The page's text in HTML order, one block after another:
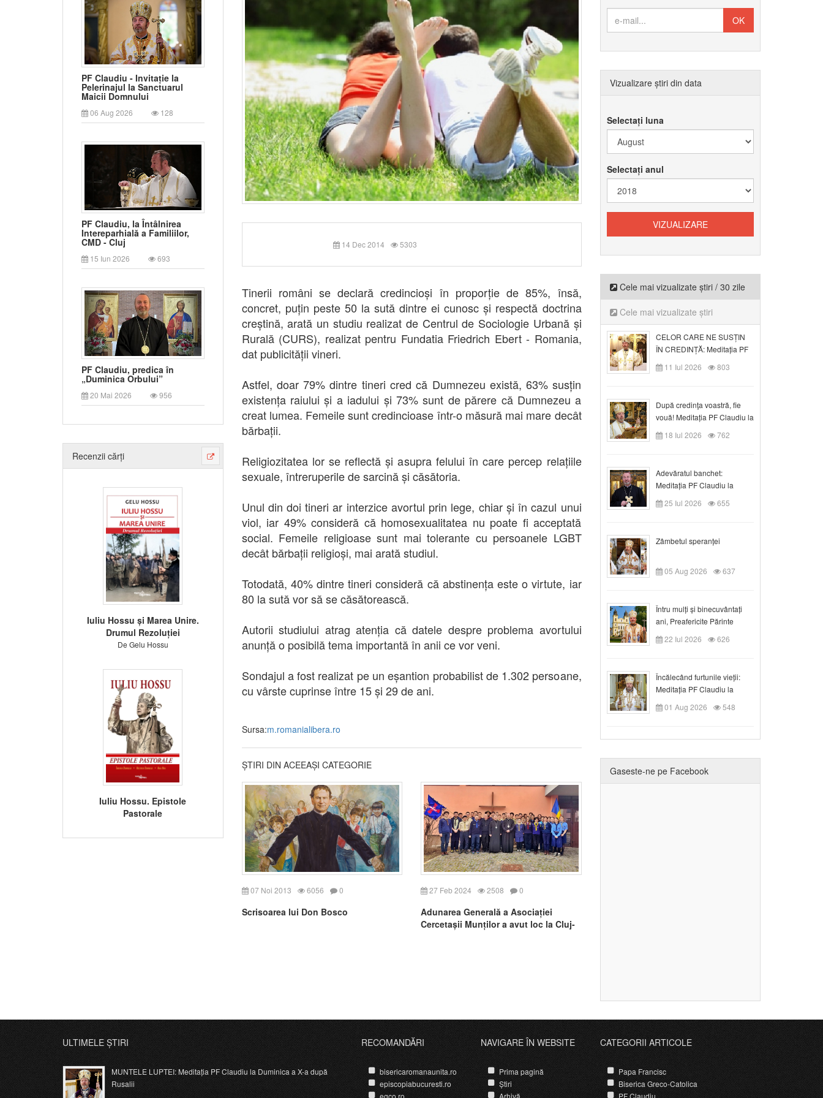
PF Claudiu - Invitație la
Pelerinajul la Sanctuarul
Maicii Domnului
06 Aug 2026 128
PF Claudiu, la Întâlnirea
Intereparhială a Familiilor,
CMD - Cluj
15 Iun 2026 693
PF Claudiu, predica în
„Duminica Orbului”
20 Mai 2026 956
Recenzii cărți
Iuliu Hossu și Marea Unire.
Drumul Rezoluției
De Gelu Hossu
Iuliu Hossu. Epistole
Pastorale
14 Dec 2014 5303
Tinerii români se declară credincioși în proporție de 85%, însă,
concret, puțin peste 50 la sută dintre ei cunosc și respectă doctrina
creștină, arată un studiu realizat de Centrul de Sociologie Urbană și
Rurală (CURS), realizat pentru Fundatia Friedrich Ebert - Romania,
dat publicității vineri.
Astfel, doar 79% dintre tineri cred că Dumnezeu există, 63% susțin
existența raiului și a iadului și 73% sunt de părere că Dumnezeu a
creat lumea. Femeile sunt credincioase într-o măsură mai mare decât
bărbații.
Religiozitatea lor se reflectă și asupra felului în care percep relațiile
sexuale, întreruperile de sarcină și căsătoria.
Unul din doi tineri ar interzice avortul prin lege, chiar și în cazul unui
viol, iar 49% consideră că homosexualitatea nu poate fi acceptată
social. Femeile religioase sunt mai tolerante cu persoanele LGBT
decât bărbații religioși, mai arată studiul.
Totodată, 40% dintre tineri consideră că abstinența este o virtute, iar
80 la sută vor să se căsătorească.
Autorii studiului atrag atenția că datele despre problema avortului
anunță o posibilă tema importantă în anii ce vor veni.
Sondajul a fost realizat pe un eșantion probabilist de 1.302 persoane,
cu vârste cuprinse între 15 și 29 de ani.
Sursa:m.romanialibera.ro
ȘTIRI DIN ACEEAȘI CATEGORIE
07 Noi 2013 6056 0
Scrisoarea lui Don Bosco
27 Feb 2024 2508 0
Adunarea Generală a Asociației
Cercetașii Munților a avut loc la Cluj-
Vizualizare știri din data
Selectați luna
Selectați anul
Cele mai vizualizate știri / 30 zile
Cele mai vizualizate știri
CELOR CARE NE SUSȚIN
ÎN CREDINȚĂ: Meditația PF
Claudiu la Duminica a VI-a
după Rusalii
11 Iul 2026 803
După credinţa voastră, fie
vouă! Meditația PF Claudiu la
duminica a VII-a după Rusalii
18 Iul 2026 762
Adevăratul banchet:
Meditația PF Claudiu la
Duminica a VIII-a după
Rusalii
25 Iul 2026 655
Zâmbetul speranței
05 Aug 2026 637
Întru mulți și binecuvântați
ani, Preafericite Părinte
Claudiu!
22 Iul 2026 626
Încălecând furtunile vieții:
Meditația PF Claudiu la
Duminica a IX-a după Rusalii
01 Aug 2026 548
Gaseste-ne pe Facebook
ULTIMELE ȘTIRI
MUNTELE LUPTEI: Meditația PF Claudiu la Duminica a X-a după
Rusalii
RECOMANDĂRI
bisericaromanaunita.ro
episcopiabucuresti.ro
egco.ro
NAVIGARE ÎN WEBSITE
Prima pagină
Știri
Arhivă
CATEGORII ARTICOLE
Papa Francisc
Biserica Greco-Catolica
PF Claudiu